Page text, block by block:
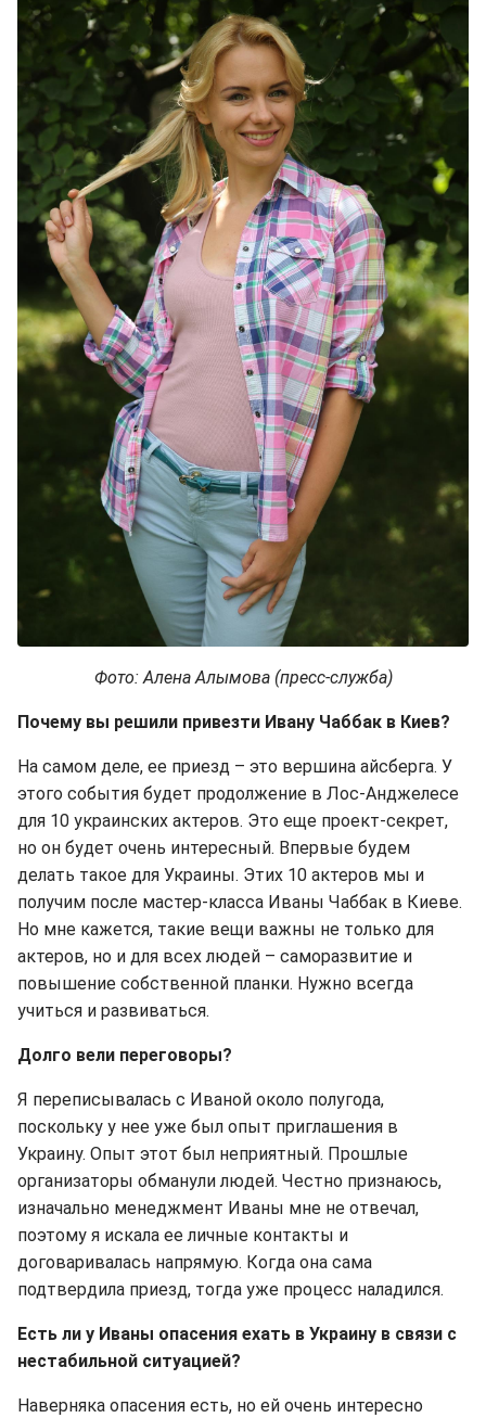
Фото: Алена Алымова (пресс-служба)
Почему вы решили привезти Ивану Чаббак в Киев?
На самом деле, ее приезд – это вершина айсберга. У
этого события будет продолжение в Лос-Анджелесе
для 10 украинских актеров. Это еще проект-секрет,
но он будет очень интересный. Впервые будем
делать такое для Украины. Этих 10 актеров мы и
получим после мастер-класса Иваны Чаббак в Киеве.
Но мне кажется, такие вещи важны не только для
актеров, но и для всех людей – саморазвитие и
повышение собственной планки. Нужно всегда
учиться и развиваться.
Долго вели переговоры?
Я переписывалась с Иваной около полугода,
поскольку у нее уже был опыт приглашения в
Украину. Опыт этот был неприятный. Прошлые
организаторы обманули людей. Честно признаюсь,
изначально менеджмент Иваны мне не отвечал,
поэтому я искала ее личные контакты и
договаривалась напрямую. Когда она сама
подтвердила приезд, тогда уже процесс наладился.
Есть ли у Иваны опасения ехать в Украину в связи с
нестабильной ситуацией?
Наверняка опасения есть, но ей очень интересно